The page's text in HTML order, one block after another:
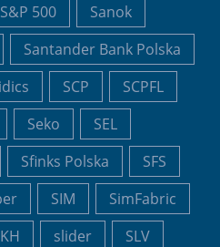
S&P 500
Sanok
Santander Bank Polska
SCP
SCPFL
Seko
SEL
Sfinks Polska
SFS
SIM
SimFabric
slider
SLV